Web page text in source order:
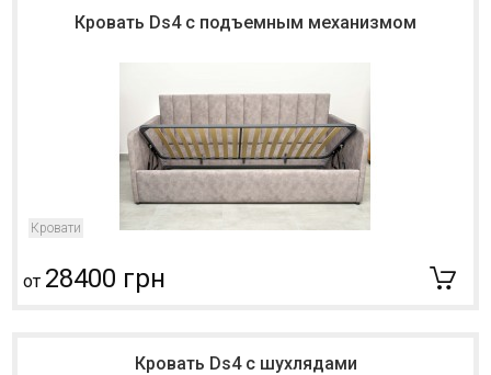
Кровать Ds4 с подъемным механизмом
Кровати
от 28400 грн
Кровать Ds4 с шухлядами